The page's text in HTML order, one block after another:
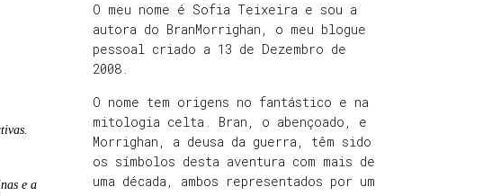
e a
O meu nome é Sofia Teixeira e sou a
autora do BranMorrighan, o meu blogue
pessoal criado a 13 de Dezembro de
2008.
O nome tem origens no fantástico e na
mitologia celta. Bran, o abençoado, e
Morrighan, a deusa da guerra, têm sido
os símbolos desta aventura com mais de
uma década, ambos representados por um